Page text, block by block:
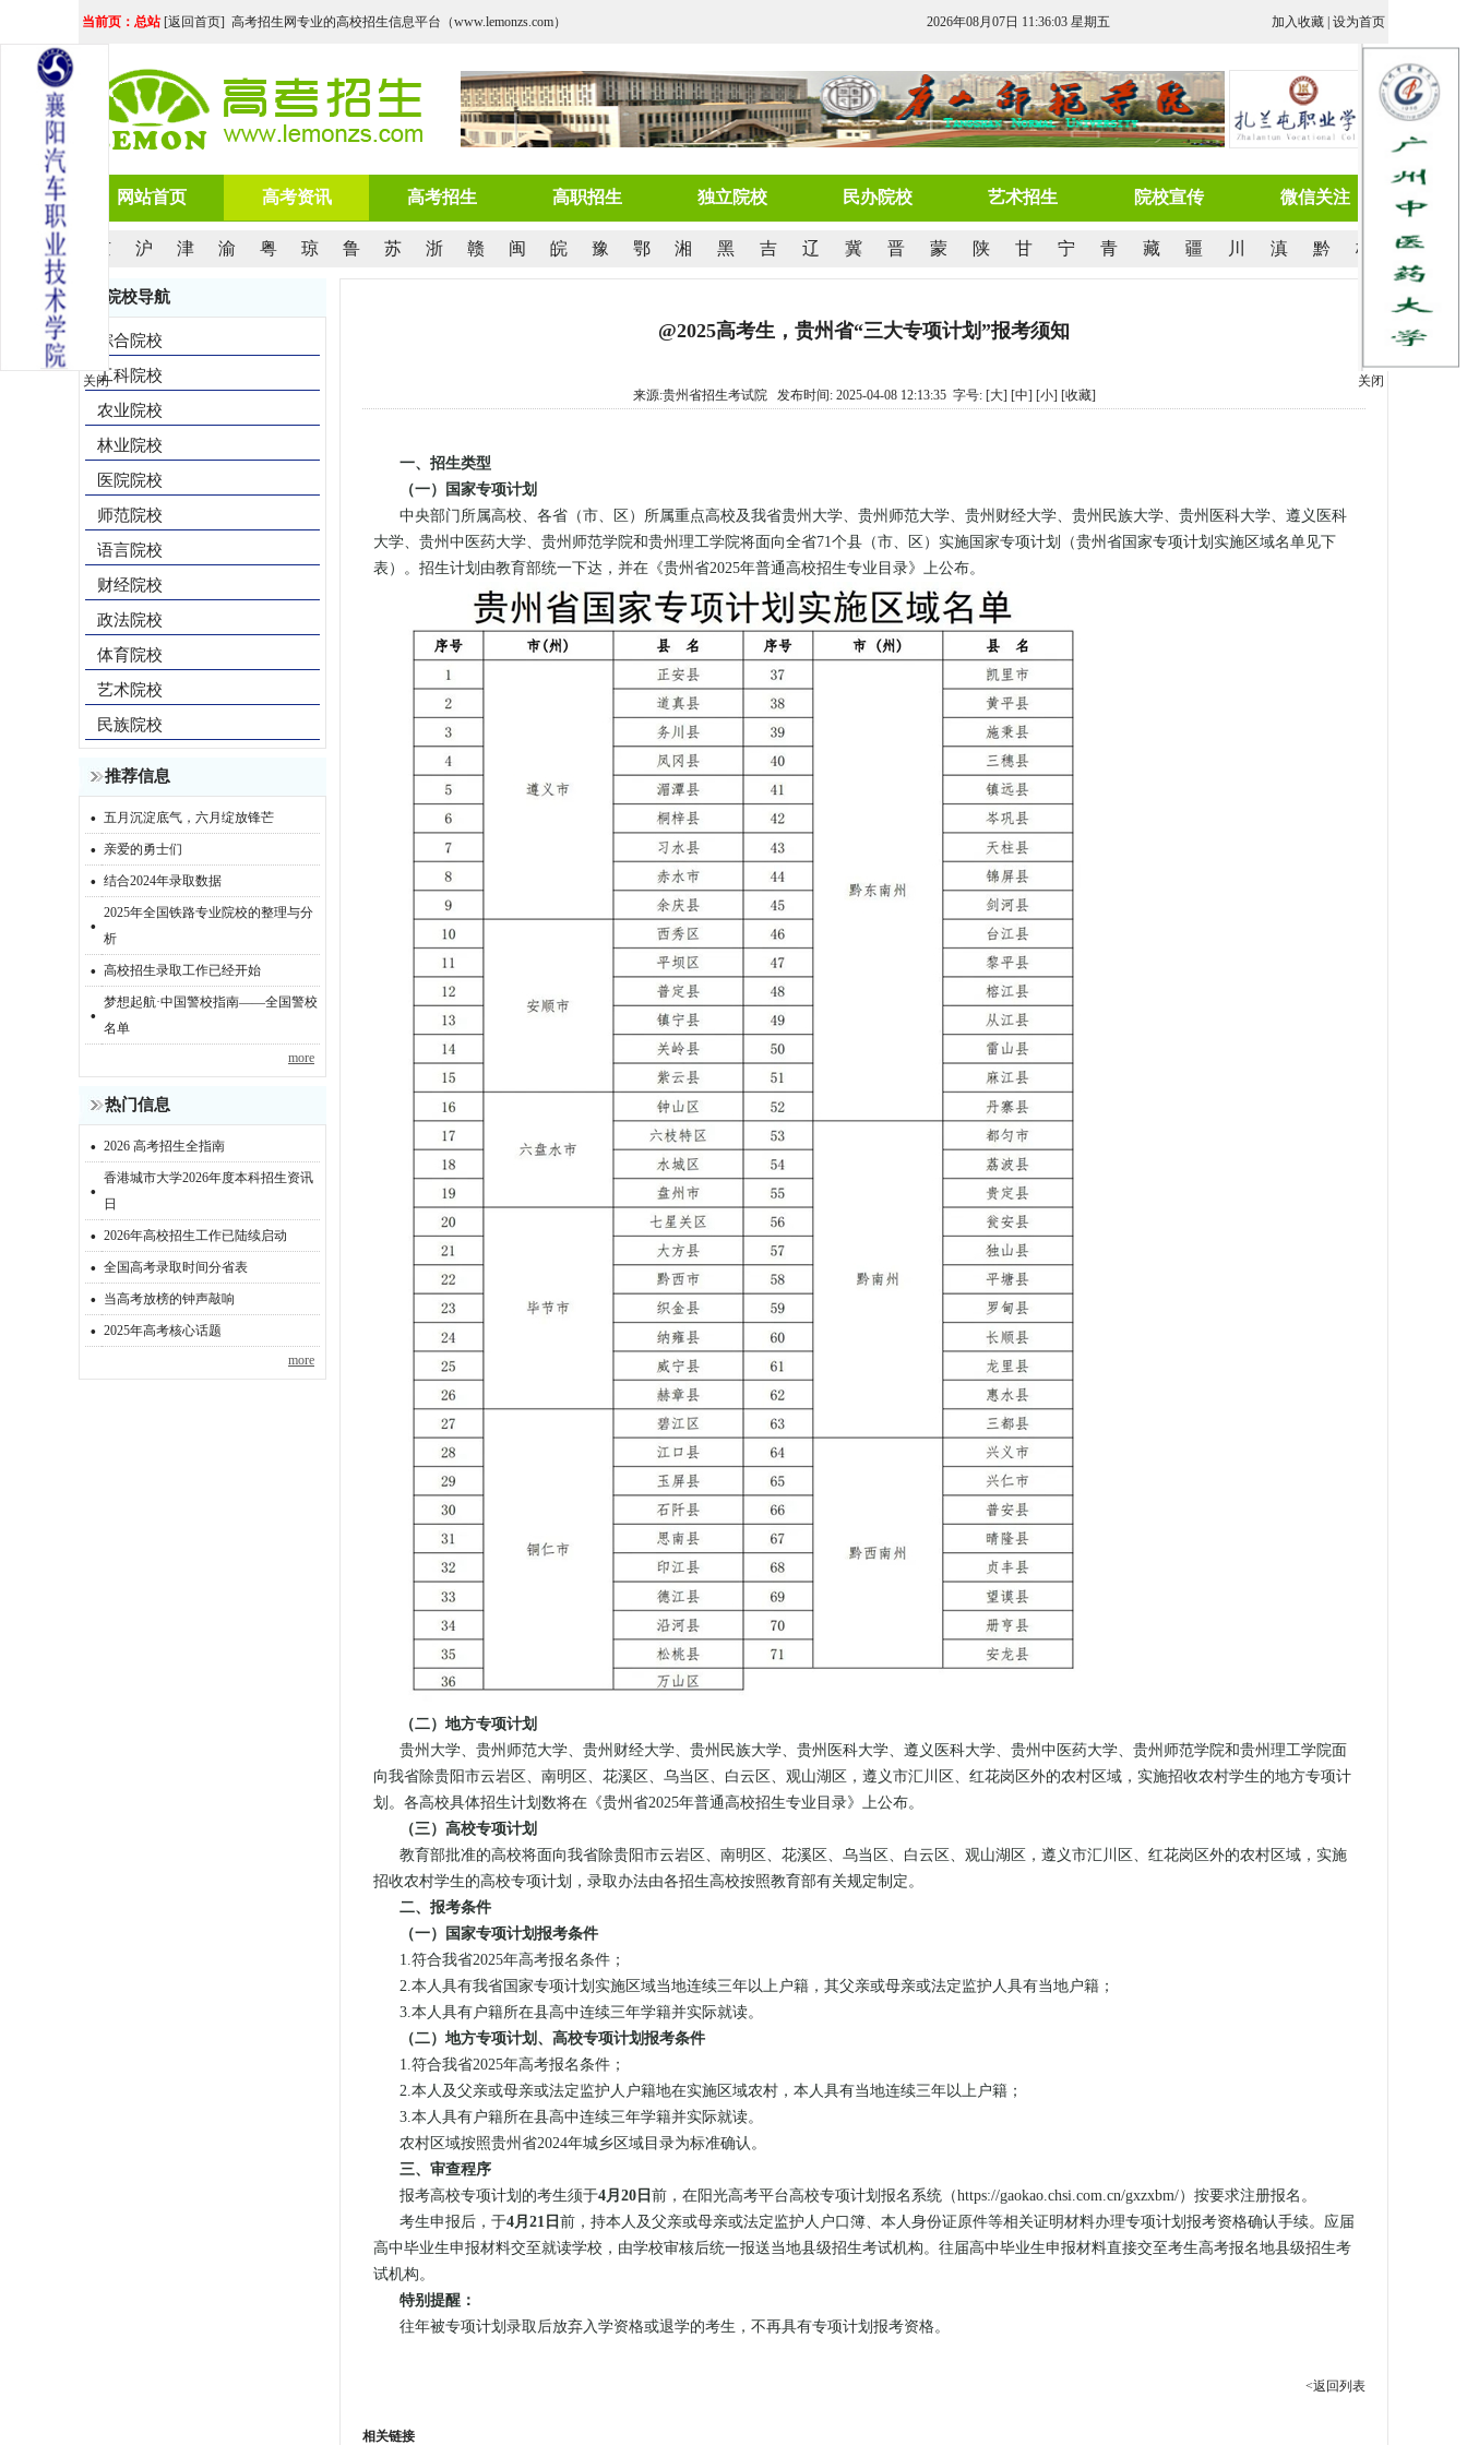
当前页：总站[返回首页] 高考招生网专业的高校招生信息平台（www.lemonzs.com） 2026年08月07日 11:36:04 星期五 加入收藏 设为首页
网站首页 高考资讯 高考招生 高职招生 独立院校 民办院校 艺术招生 院校宣传 微信关注
京 沪 津 渝 粤 琼 鲁 苏 浙 赣 闽 皖 豫 鄂 湘 黑 吉 辽 冀 晋 蒙 陕 甘 宁 青 藏 疆 川 滇 黔 桂
院校导航
综合院校
工科院校
农业院校
林业院校
医院院校
师范院校
语言院校
财经院校
政法院校
体育院校
艺术院校
民族院校
推荐信息
· 五月沉淀底气，六月绽放锋芒
· 亲爱的勇士们
· 结合2024年录取数据
· 2025年全国铁路专业院校的整理与分
析
· 高校招生录取工作已经开始
· 梦想起航·中国警校指南——全国警校
名单
more
热门信息
· 2026 高考招生全指南
· 香港城市大学2026年度本科招生资讯
日
· 2026年高校招生工作已陆续启动
· 全国高考录取时间分省表
· 当高考放榜的钟声敲响
· 2025年高考核心话题
more
@2025高考生，贵州省“三大专项计划”报考须知
来源:贵州省招生考试院 发布时间: 2025-04-08 12:13:35 字号: [大] [中] [小] [收藏]
一、招生类型
（一）国家专项计划
中央部门所属高校、各省（市、区）所属重点高校及我省贵州大学、贵州师范大学、贵州财经大学、贵州民族大学、贵州医科大学、遵义医科
大学、贵州中医药大学、贵州师范学院和贵州理工学院将面向全省71个县（市、区）实施国家专项计划（贵州省国家专项计划实施区域名单见下
表）。招生计划由教育部统一下达，并在《贵州省2025年普通高校招生专业目录》上公布。
（二）地方专项计划
贵州大学、贵州师范大学、贵州财经大学、贵州民族大学、贵州医科大学、遵义医科大学、贵州中医药大学、贵州师范学院和贵州理工学院面
向我省除贵阳市云岩区、南明区、花溪区、乌当区、白云区、观山湖区，遵义市汇川区、红花岗区外的农村区域，实施招收农村学生的地方专项计
划。各高校具体招生计划数将在《贵州省2025年普通高校招生专业目录》上公布。
（三）高校专项计划
教育部批准的高校将面向我省除贵阳市云岩区、南明区、花溪区、乌当区、白云区、观山湖区，遵义市汇川区、红花岗区外的农村区域，实施
招收农村学生的高校专项计划，录取办法由各招生高校按照教育部有关规定制定。
二、报考条件
（一）国家专项计划报考条件
1.符合我省2025年高考报名条件；
2.本人具有我省国家专项计划实施区域当地连续三年以上户籍，其父亲或母亲或法定监护人具有当地户籍；
3.本人具有户籍所在县高中连续三年学籍并实际就读。
（二）地方专项计划、高校专项计划报考条件
1.符合我省2025年高考报名条件；
2.本人及父亲或母亲或法定监护人户籍地在实施区域农村，本人具有当地连续三年以上户籍；
3.本人具有户籍所在县高中连续三年学籍并实际就读。
农村区域按照贵州省2024年城乡区域目录为标准确认。
三、审查程序
报考高校专项计划的考生须于4月20日 前，在阳光高考平台高校专项计划报名系统（https://gaokao.chsi.com.cn/gxzxbm/）按要求注册报名。
考生申报后，于4月21日 前，持本人及父亲或母亲或法定监护人户口簿、本人身份证原件等相关证明材料办理专项计划报考资格确认手续。应届
高中毕业生申报材料交至就读学校，由学校审核后统一报送当地县级招生考试机构。往届高中毕业生申报材料直接交至考生高考报名地县级招生考
试机构。
特别提醒：
往年被专项计划录取后放弃入学资格或退学的考生，不再具有专项计划报考资格。
<返回列表
相关链接
关闭
关闭